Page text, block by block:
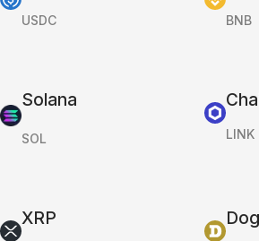
USDC BNB
Solana
SOL LINK
XRP